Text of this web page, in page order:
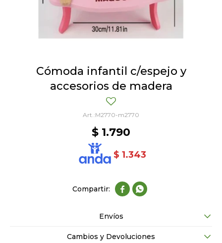
Cómoda infantil c/espejo y
accesorios de madera
M2770-m2770
$ 1.790
$ 1.343
 
Envíos
Cambios y Devoluciones